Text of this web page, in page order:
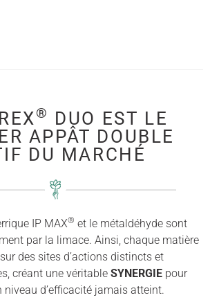
®
DUO EST LE
APPÂT DOUBLE
DU MARCHÉ
IP MAX® et le métaldéhyde sont
par la limace. Ainsi, chaque matière
des sites d’actions distincts et
créant une véritable SYNERGIE pour
niveau d’efficacité jamais atteint.